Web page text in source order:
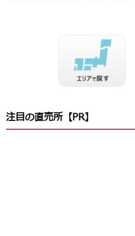
注目の直売所【PR】